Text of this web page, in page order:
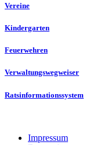
Vereine
Kindergarten
Feuerwehren
Verwaltungswegweiser
Ratsinformationssystem
Impressum